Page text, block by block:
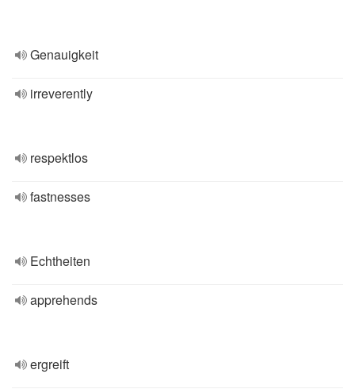
Genauigkeit
irreverently
respektlos
fastnesses
Echtheiten
apprehends
ergreift